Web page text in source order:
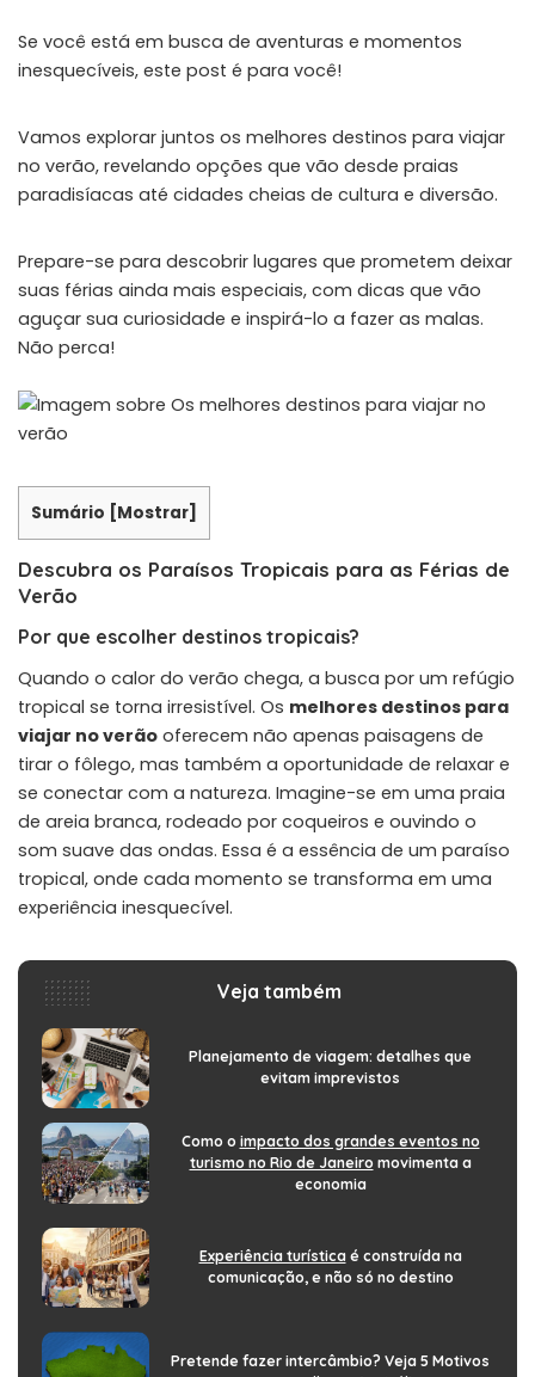
Se você está em busca de aventuras e momentos
inesquecíveis, este post é para você!
Vamos explorar juntos os melhores destinos para viajar
no verão, revelando opções que vão desde praias
paradisíacas até cidades cheias de cultura e diversão.
Prepare-se para descobrir lugares que prometem deixar
suas férias ainda mais especiais, com dicas que vão
aguçar sua curiosidade e inspirá-lo a fazer as malas.
Não perca!
Sumário [Mostrar]
Descubra os Paraísos Tropicais para as Férias de
Verão
Por que escolher destinos tropicais?
Quando o calor do verão chega, a busca por um refúgio
tropical se torna irresistível. Os melhores destinos para
viajar no verão oferecem não apenas paisagens de
tirar o fôlego, mas também a oportunidade de relaxar e
se conectar com a natureza. Imagine-se em uma praia
de areia branca, rodeado por coqueiros e ouvindo o
som suave das ondas. Essa é a essência de um paraíso
tropical, onde cada momento se transforma em uma
experiência inesquecível.
Veja também
Planejamento de viagem: detalhes que
evitam imprevistos
Como o impacto dos grandes eventos no
turismo no Rio de Janeiro movimenta a
economia
Experiência turísticaé construída na
comunicação, e não só no destino
Pretende fazer intercâmbio? Veja 5 Motivos